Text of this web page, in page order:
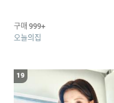
구매 999+
오늘의집
19